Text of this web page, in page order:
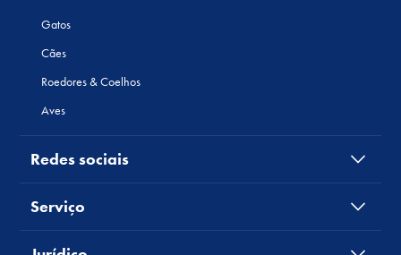
Gatos
Cães
Roedores & Coelhos
Aves
Redes sociais
Serviço